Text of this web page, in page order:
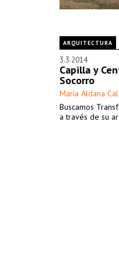
ARQUITECTURA
3.3.2014
Capilla y
Socorro
María Aldana
Buscamos
a través de su